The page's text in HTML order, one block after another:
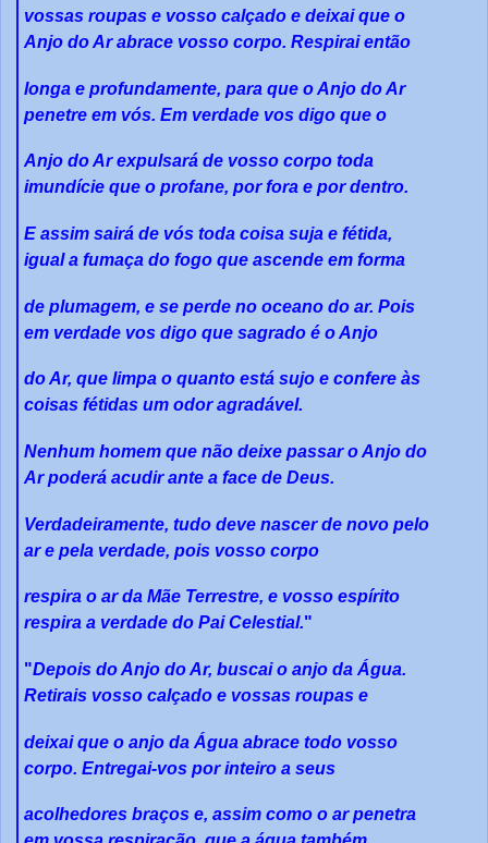
vossas roupas e vosso calçado e deixai que o
Anjo do Ar abrace vosso corpo. Respirai então
longa e profundamente, para que o Anjo do Ar
penetre em vós. Em verdade vos digo que o
Anjo do Ar expulsará de vosso corpo toda
imundície que o profane, por fora e por dentro.
E assim sairá de vós toda coisa suja e fétida,
igual a fumaça do fogo que ascende em forma
de plumagem, e se perde no oceano do ar. Pois
em verdade vos digo que sagrado é o Anjo
do Ar, que limpa o quanto está sujo e confere às
coisas fétidas um odor agradável.
Nenhum homem que não deixe passar o Anjo do
Ar poderá acudir ante a face de Deus.
Verdadeiramente, tudo deve nascer de novo pelo
ar e pela verdade, pois vosso corpo
respira o ar da Mãe Terrestre, e vosso espírito
respira a verdade do Pai Celestial."
"Depois do Anjo do Ar, buscai o anjo da Água.
Retirais vosso calçado e vossas roupas e
deixai que o anjo da Água abrace todo vosso
corpo. Entregai-vos por inteiro a seus
acolhedores braços e, assim como o ar penetra